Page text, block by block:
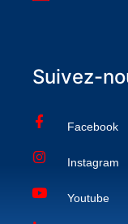
Suivez-
Facebook
Instagram
Youtube